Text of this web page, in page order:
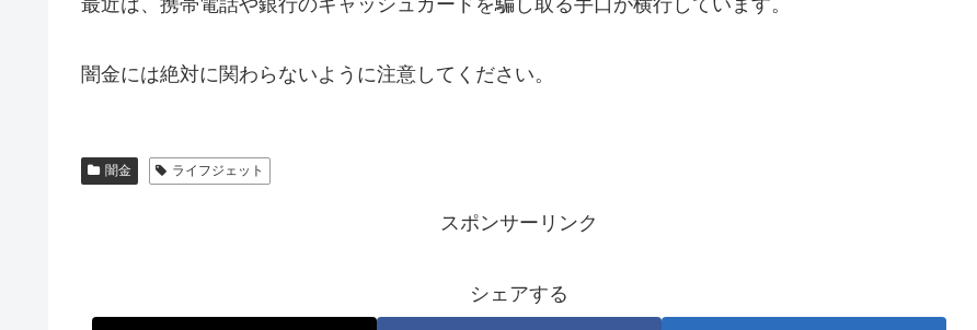
闇金には絶対に関わらないように注意してください。
闇金 ライフジェット
スポンサーリンク
シェアする